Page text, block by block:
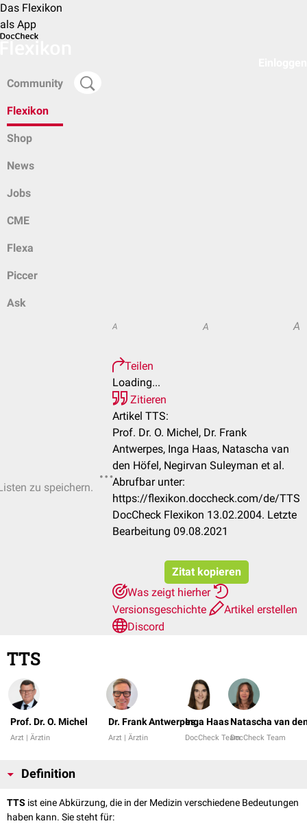
Das Flexikon
als App
Community
Flexikon
Shop
News
Jobs
CME
Flexa
Piccer
Ask
zu speichern.
A A A
Teilen
Loading...
Zitieren
Artikel TTS:
Prof. Dr. O. Michel, Dr. Frank
Antwerpes, Inga Haas, Natascha van
den Höfel, Negirvan Suleyman et al.
Abrufbar unter:
https://flexikon.doccheck.com/de/TTS
DocCheck Flexikon 13.02.2004. Letzte
Bearbeitung 09.08.2021
Zitat kopieren
Was zeigt hierher
Versionsgeschichte
Artikel erstellen
Discord
TTS
Prof. Dr. O. Michel
Arzt | Ärztin
Dr. Frank Antwerpes
Arzt | Ärztin
Inga Haas
DocCheck Team
Natascha van
DocCheck Team
Definition
TTS ist eine Abkürzung, die in der Medizin verschiedene Bedeutungen
haben kann. Sie steht für: